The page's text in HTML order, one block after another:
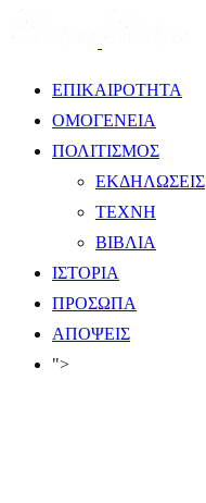
ΕΠΙΚΑΙΡΟΤΗΤΑ
ΟΜΟΓΕΝΕΙΑ
ΠΟΛΙΤΙΣΜΟΣ
ΕΚΔΗΛΩΣΕΙΣ
ΤΕΧΝΗ
ΒΙΒΛΙΑ
ΙΣΤΟΡΙΑ
ΠΡΟΣΩΠΑ
ΑΠΟΨΕΙΣ
">